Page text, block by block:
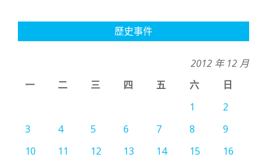
歷史事件
2012 年 12 月
一
二 三 四 五 六
日
1
2
3
4 5 6 7 8
9
10
11 12 13 14 15
16